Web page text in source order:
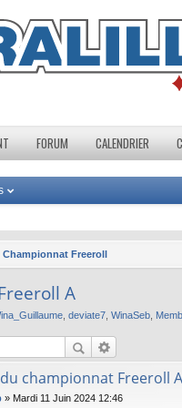
FORUM CALENDRIER
Championnat Freeroll
A
deviate7 WinaSeb
championnat Freeroll A
» Mardi 11 Juin 2024 12:46